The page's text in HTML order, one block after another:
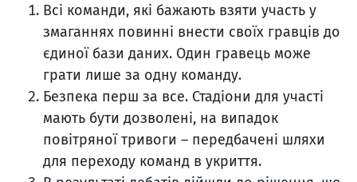
Всі команди, які бажають взяти участь у
змаганнях повинні внести своїх гравців до
єдиної бази даних. Один гравець може
грати лише за одну команду.
Безпека перш за все. Стадіони для участі
мають бути дозволені, на випадок
повітряної тривоги – передбачені шляхи
для переходу команд в укриття.